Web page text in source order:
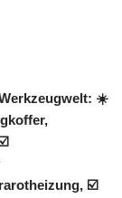
☀️
☑️